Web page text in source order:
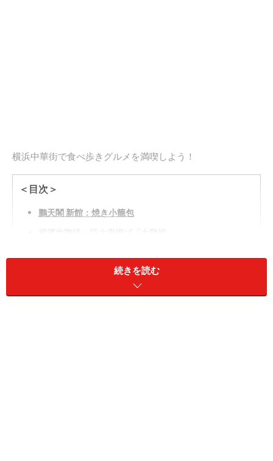
横浜中華街で食べ歩きグルメを満喫しよう！
＜目次＞
鵬天閣 新館：焼き小籠包
皇朝：世界チャンピオンの肉まん
続きを読む